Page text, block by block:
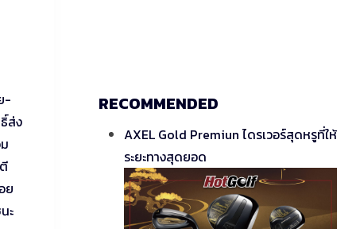
-
ส่ง
ย
ะ
RECOMMENDED
AXEL Gold Premiun ไดรเวอร์สุดหรูที่ให้
ระยะทางสุดยอด